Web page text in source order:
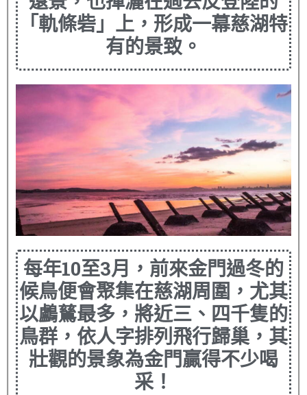
「軌條砦」上，形成一幕慈湖特
有的景致。
每年10至3月，前來金門過冬的
候鳥便會聚集在慈湖周圍，尤其
以鸕鶿最多，將近三、四千隻的
鳥群，依人字排列飛行歸巢，其
壯觀的景象為金門贏得不少喝
采！